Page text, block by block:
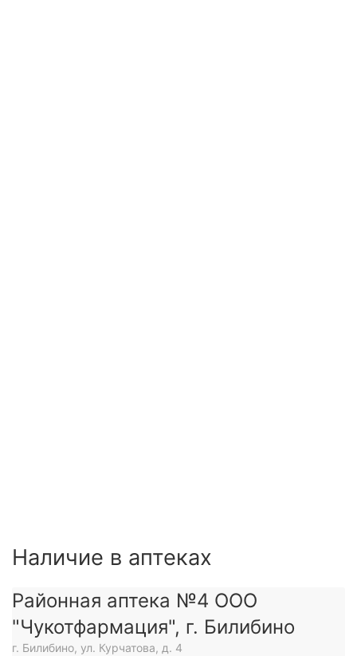
Наличие в аптеках
Районная аптека №4 ООО
"Чукотфармация", г. Билибино
г. Билибино, ул. Курчатова, д. 4